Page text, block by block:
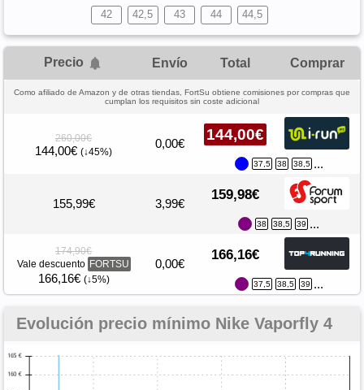
42 42,5 43 44 44,5
Precio Envío Total Comprar
Como afiliado de Amazon y de otras tiendas, FortSu obtiene comisiones por compras que
cumplan los requisitos sin coste adicional
260,00€
144,00€ (↓45%)
0,00€
144,00€
37,5 38 38,5 ...
155,99€ 3,99€
159,98€
38 38,5 39 ...
174,90€
Vale descuento FORTSU
166,16€ (↓5%)
0,00€
166,16€
37,5 38,5 39 ...
Evolución precio mínimo Nike Vaporfly 4